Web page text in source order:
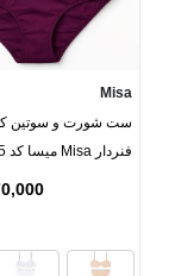
Misa
ست شورت و سوتین
970,000